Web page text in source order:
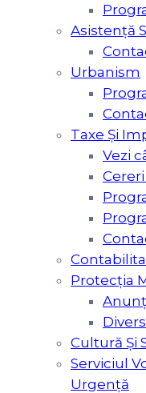
Asistenţă
Urbanism
Taxe Şi
Vezi
Protecția
Cultură Şi
Serviciul
Urgenţă